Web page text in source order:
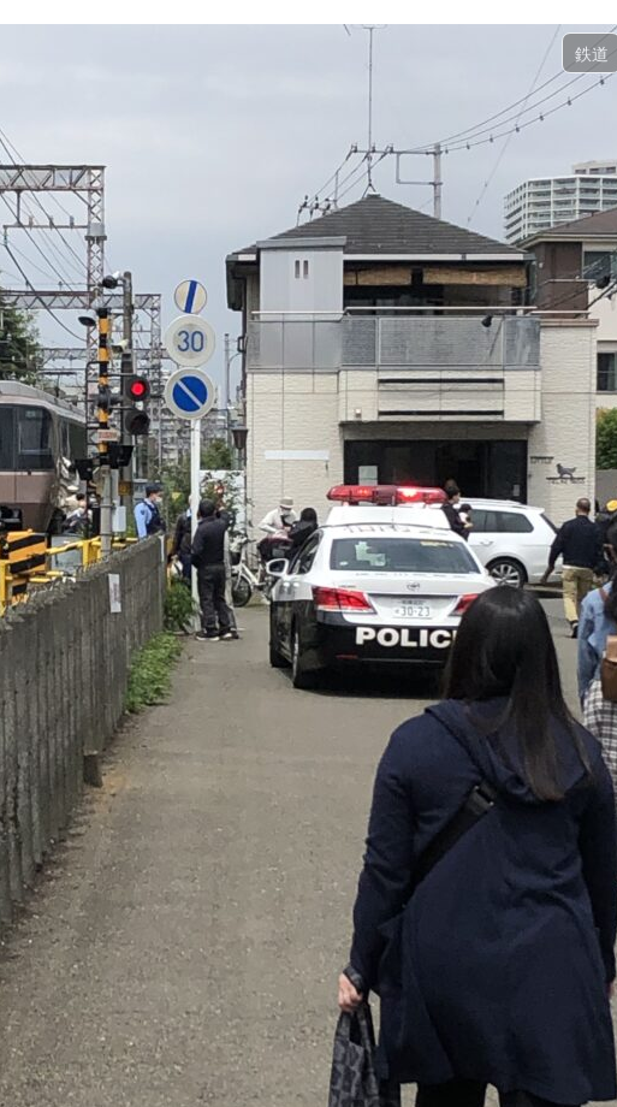
鉄道